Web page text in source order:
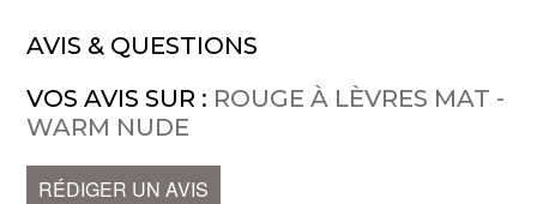
AVIS & QUESTIONS
VOS AVIS SUR : ROUGE À LÈVRES MAT -
WARM NUDE
RÉDIGER UN AVIS